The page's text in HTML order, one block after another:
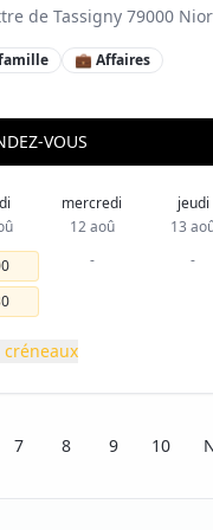
de Tassigny 79000
💼 Affaires
VOUS
mercredi
12 aoû
-
jeudi
13
-
7 8 9 10